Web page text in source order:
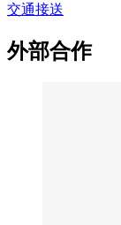
交通接送
外部合作